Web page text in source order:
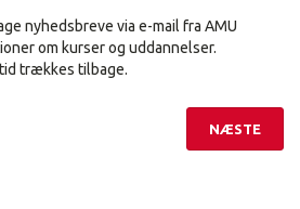
nyhedsbreve via e-mail fra AMU
om kurser og uddannelser.
trækkes tilbage.